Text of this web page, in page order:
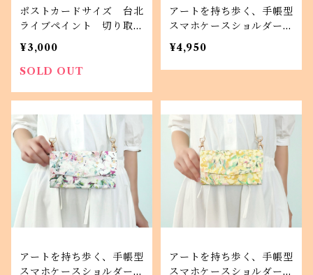
ポストカードサイズ 台北
ライブペイント 切り取り
1
¥3,000
SOLD OUT
アートを持ち歩く、手帳型
スマホケースショルダータ
イプ 紫陽花 iPhone A
ndroid対応
¥4,950
アートを持ち歩く、手帳型
スマホケースショルダータ
アートを持ち歩く、手帳型
スマホケースショルダータ